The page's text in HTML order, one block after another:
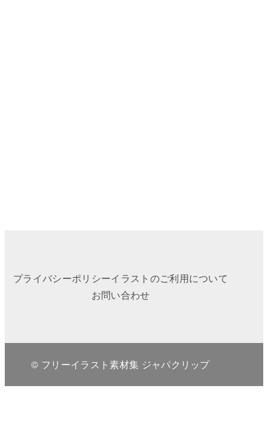
プライバシーポリシーイラストのご利用について
お問い合わせ
© フリーイラスト素材集 ジャパクリップ